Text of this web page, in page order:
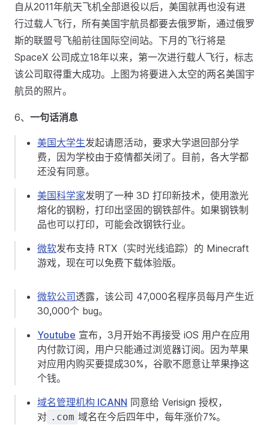
自从2011年航天飞机全部退役以后，美国就再也没有进
行过载人飞行，所有美国宇航员都要去俄罗斯，通过俄罗
斯的联盟号飞船前往国际空间站。下月的飞行将是
SpaceX 公司成立18年以来，第一次进行载人飞行，标志
该公司取得重大成功。上图为将要进入太空的两名美国宇
航员的照片。
6、 一句话消息
美国大学生发起请愿活动，要求大学退回部分学
费，因为学校由于疫情都关闭了。目前，各大学都
还没有同意。
美国科学家发明了一种 3D 打印新技术，使用激光
熔化的钢粉，打印出坚固的钢铁部件。如果钢铁制
品也可以打印，可能会改钢铁行业。
微软发布支持 RTX（实时光线追踪）的 Minecraft
游戏，现在可以免费下载体验版。
微软公司 透露，该公司 47,000名程序员每月产生近
30,000个 bug。
Youtube 宣布，3月开始不再接受 iOS 用户在应用
内付款订阅，用户只能通过浏览器订阅。因为苹果
对应用内购买要提成30%，谷歌不愿意让苹果挣这
个钱。
域名管理机构 ICANN 同意给 Verisign 授权，
对 .com 域名在今后四年中，每年涨价7%。